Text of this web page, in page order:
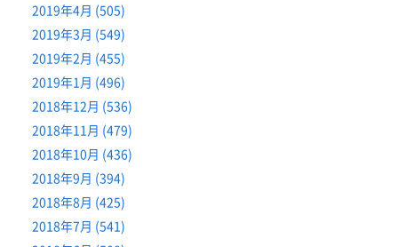
2019年4月 (505)
2019年3月 (549)
2019年2月 (455)
2019年1月 (496)
2018年12月 (536)
2018年11月 (479)
2018年10月 (436)
2018年9月 (394)
2018年8月 (425)
2018年7月 (541)